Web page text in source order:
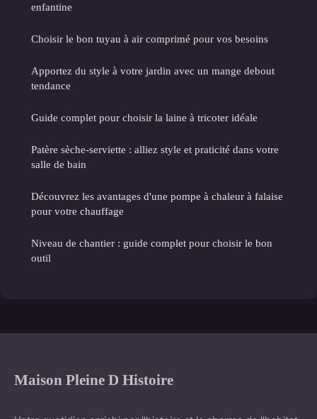
enfantine
Choisir le bon tuyau à air comprimé pour vos besoins
Apportez du style à votre jardin avec un mange debout
tendance
Guide complet pour choisir la laine à tricoter idéale
Patère sèche-serviette : alliez style et praticité dans votre
salle de bain
Découvrez les avantages d'une pompe à chaleur à falaise
pour votre chauffage
Niveau de chantier : guide complet pour choisir le bon
outil
Maison Pleine D Histoire